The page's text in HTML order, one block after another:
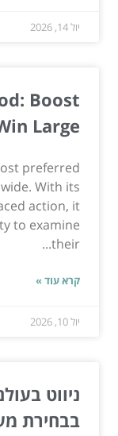
יול 14, 2026
Boost
Large
preferred
With its
action, it
to examine
their...
קרא עוד »
יול 10, 2026
בבחירת